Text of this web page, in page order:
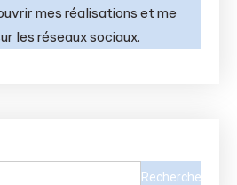
mes réalisations et me
les réseaux sociaux.
Recherche